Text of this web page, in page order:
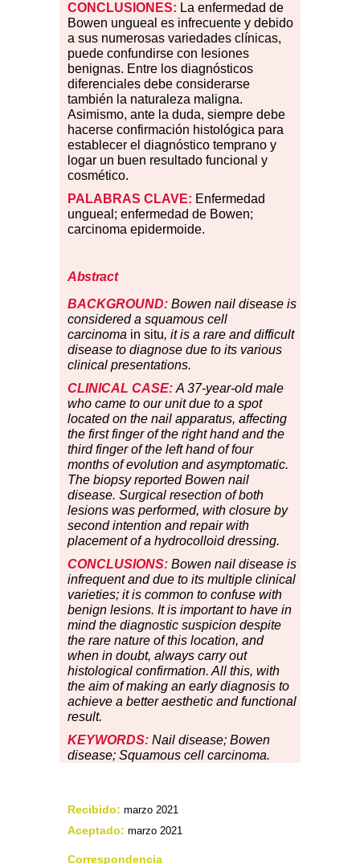
CONCLUSIONES: La enfermedad de
Bowen ungueal es infrecuente y debido
a sus numerosas variedades clínicas,
puede confundirse con lesiones
benignas. Entre los diagnósticos
diferenciales debe considerarse
también la naturaleza maligna.
Asimismo, ante la duda, siempre debe
hacerse confirmación histológica para
establecer el diagnóstico temprano y
logar un buen resultado funcional y
cosmético.
PALABRAS CLAVE: Enfermedad
ungueal; enfermedad de Bowen;
carcinoma epidermoide.
Abstract
BACKGROUND: Bowen nail disease is
considered a squamous cell
carcinoma in situ, it is a rare and difficult
disease to diagnose due to its various
clinical presentations.
CLINICAL CASE: A 37-year-old male
who came to our unit due to a spot
located on the nail apparatus, affecting
the first finger of the right hand and the
third finger of the left hand of four
months of evolution and asymptomatic.
The biopsy reported Bowen nail
disease. Surgical resection of both
lesions was performed, with closure by
second intention and repair with
placement of a hydrocolloid dressing.
CONCLUSIONS: Bowen nail disease is
infrequent and due to its multiple clinical
varieties; it is common to confuse with
benign lesions. It is important to have in
mind the diagnostic suspicion despite
the rare nature of this location, and
when in doubt, always carry out
histological confirmation. All this, with
the aim of making an early diagnosis to
achieve a better aesthetic and functional
result.
KEYWORDS: Nail disease; Bowen
disease; Squamous cell carcinoma.
Recibido: marzo 2021
Aceptado: marzo 2021
Correspondencia